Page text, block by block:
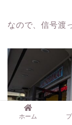
なので、信号渡
ホーム